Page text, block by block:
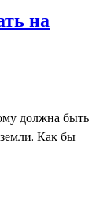
на
должна быть
земли. Как бы